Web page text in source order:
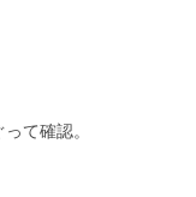
て確認。